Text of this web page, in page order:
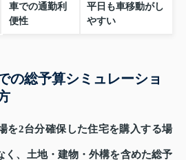
車での通勤利
便性
平日も車移動がし
やすい
の総予算シミュレーショ
を2台分確保した住宅を購入する場
く、土地・建物・外構を含めた総予